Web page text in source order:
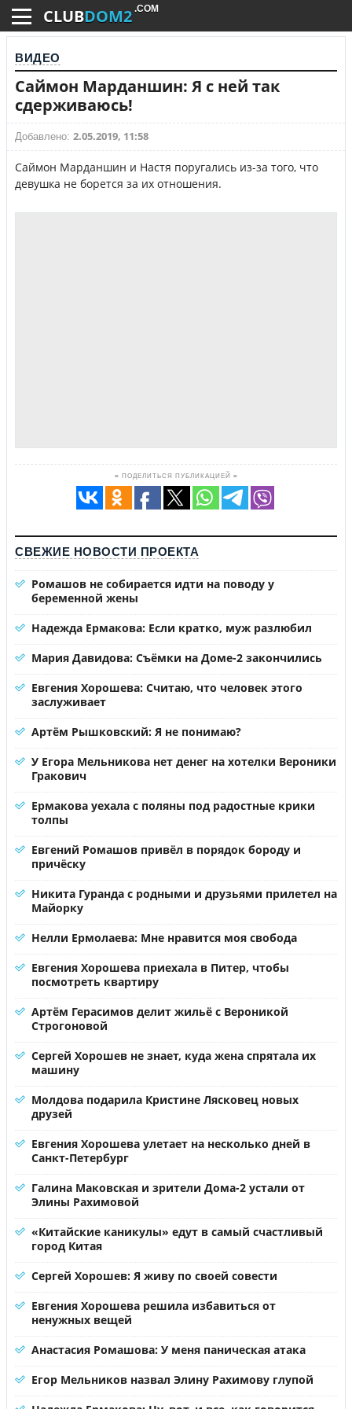
CLUBDOM2 .COM
ВИДЕО
Саймон Марданшин: Я с ней так
сдерживаюсь!
Добавлено: 2.05.2019, 11:58
Саймон Марданшин и Настя поругались из-за того, что
девушка не борется за их отношения.
≡ ПОДЕЛИТЬСЯ ПУБЛИКАЦИЕЙ ≡
СВЕЖИЕ НОВОСТИ ПРОЕКТА
Ромашов не собирается идти на поводу у
беременной жены
Надежда Ермакова: Если кратко, муж разлюбил
Мария Давидова: Съёмки на Доме-2 закончились
Евгения Хорошева: Считаю, что человек этого
заслуживает
Артём Рышковский: Я не понимаю?
У Егора Мельникова нет денег на хотелки Вероники
Гракович
Ермакова уехала с поляны под радостные крики
толпы
Евгений Ромашов привёл в порядок бороду и
причёску
Никита Гуранда с родными и друзьями прилетел на
Майорку
Нелли Ермолаева: Мне нравится моя свобода
Евгения Хорошева приехала в Питер, чтобы
посмотреть квартиру
Артём Герасимов делит жильё с Вероникой
Строгоновой
Сергей Хорошев не знает, куда жена спрятала их
машину
Молдова подарила Кристине Лясковец новых
друзей
Евгения Хорошева улетает на несколько дней в
Санкт-Петербург
Галина Маковская и зрители Дома-2 устали от
Элины Рахимовой
«Китайские каникулы» едут в самый счастливый
город Китая
Сергей Хорошев: Я живу по своей совести
Евгения Хорошева решила избавиться от
ненужных вещей
Анастасия Ромашова: У меня паническая атака
Егор Мельников назвал Элину Рахимову глупой